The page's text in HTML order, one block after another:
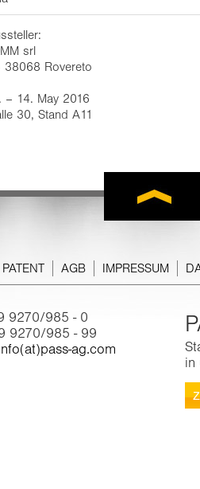
srl
38068 Rovereto
– 14. May 2016
30, Stand A11
PATENT AGB IMPRESSUM
9270/985 - 0
9270/985 - 99
ag.com
in